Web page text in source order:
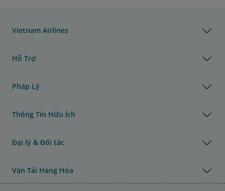
Vietnam Airlines
Hỗ Trợ
Pháp Lý
Thông Tin Hữu Ích
Đại lý & Đối tác
Vận Tải Hàng Hóa